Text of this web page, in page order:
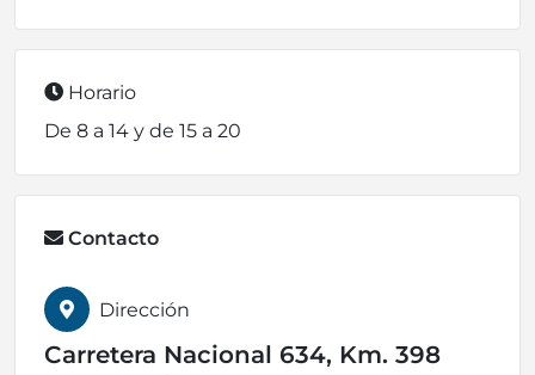
Horario
De 8 a 14 y de 15 a 20
Contacto
Dirección
Carretera Nacional 634, Km. 398